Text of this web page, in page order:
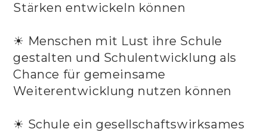
Stärken entwickeln können
☀ Menschen mit Lust ihre Schule
gestalten und Schulentwicklung als
Chance für gemeinsame
Weiterentwicklung nutzen können
☀ Schule ein gesellschaftswirksames